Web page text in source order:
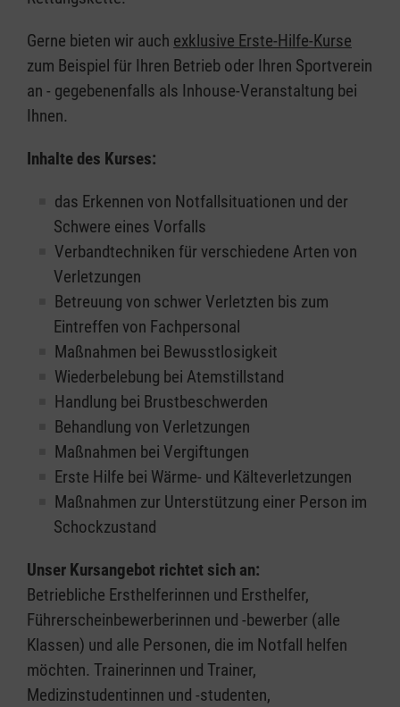
Gerne bieten wir auch exklusive Erste-Hilfe-Kurse
zum Beispiel für Ihren Betrieb oder Ihren Sportverein
an - gegebenenfalls als Inhouse-Veranstaltung bei
Ihnen.
Inhalte des Kurses:
das Erkennen von Notfallsituationen und der
Schwere eines Vorfalls
Verbandtechniken für verschiedene Arten von
Verletzungen
Betreuung von schwer Verletzten bis zum
Eintreffen von Fachpersonal
Maßnahmen bei Bewusstlosigkeit
Wiederbelebung bei Atemstillstand
Handlung bei Brustbeschwerden
Behandlung von Verletzungen
Maßnahmen bei Vergiftungen
Erste Hilfe bei Wärme- und Kälteverletzungen
Maßnahmen zur Unterstützung einer Person im
Schockzustand
Unser Kursangebot richtet sich an:
Betriebliche Ersthelferinnen und Ersthelfer,
Führerscheinbewerberinnen und -bewerber (alle
Klassen) und alle Personen, die im Notfall helfen
möchten. Trainerinnen und Trainer,
Medizinstudentinnen und -studenten,